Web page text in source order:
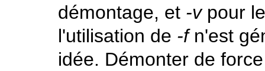
démontage, et -vpour
l'utilisation de -fn'est
idée. Démonter de